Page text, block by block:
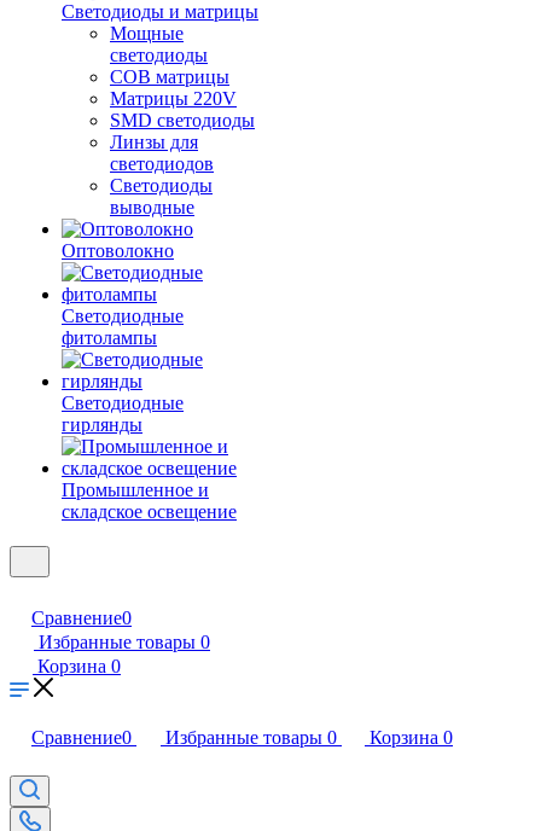
Светодиоды и матрицы
Мощные
светодиоды
COB матрицы
Матрицы 220V
SMD светодиоды
Линзы для
светодиодов
Светодиоды
выводные
Оптоволокно
Светодиодные
фитолампы
Светодиодные
гирлянды
Промышленное и
складское освещение
Сравнение0
Избранные товары 0
Корзина 0
Сравнение0 Избранные товары 0 Корзина 0